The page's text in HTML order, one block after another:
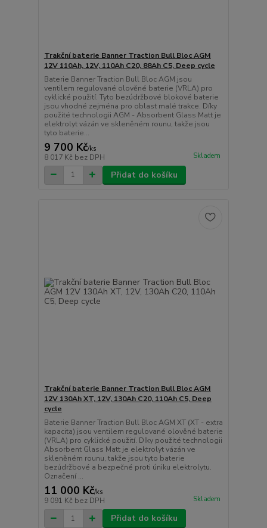
Trakční baterie Banner Traction Bull Bloc AGM
12V 110Ah, 12V, 110Ah C20, 88Ah C5, Deep cycle
Baterie Banner Traction Bull Bloc AGM jsou
ventilem regulované olověné baterie (VRLA) pro
cyklické použití. Tyto bezúdržbové blokové baterie
jsou vhodné zejména pro oblast malé trakce. Díky
použité technologii AGM - Absorbent Glass Matt je
elektrolyt vázán ve skleněném rounu, takže jsou
tyto baterie...
9 700 Kč/ks
8 017 Kč bez DPH Skladem
Přidat do košíku
Trakční baterie Banner Traction Bull Bloc AGM
12V 130Ah XT, 12V, 130Ah C20, 110Ah C5, Deep
cycle
Baterie Banner Traction Bull Bloc AGM XT (XT - extra
kapacita) jsou ventilem regulované olověné baterie
(VRLA) pro cyklické použití. Díky použité technologii
Absorbent Glass Matt je elektrolyt vázán ve
skleněném rounu, takže jsou tyto baterie
bezúdržbové a bezpečné proti úniku elektrolytu.
Označení ...
11 000 Kč/ks
9 091 Kč bez DPH Skladem
Přidat do košíku